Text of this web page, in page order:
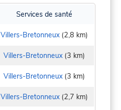
Services de santé
Villers-Bretonneux (2,8 km)
Villers-Bretonneux (3 km)
Villers-Bretonneux (3 km)
Villers-Bretonneux (2,7 km)